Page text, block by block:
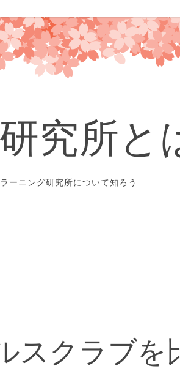
究所と
ーニング研究所について知ろう
スクラブを